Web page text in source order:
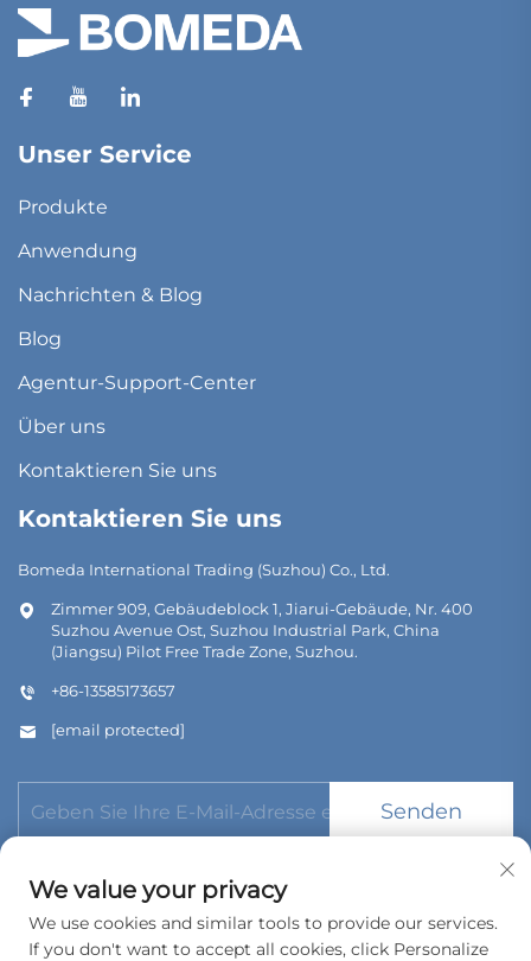
Unser Service
Produkte
Anwendung
Nachrichten & Blog
Blog
Agentur-Support-Center
Über uns
Kontaktieren Sie uns
Kontaktieren Sie uns
Bomeda International Trading (Suzhou) Co., Ltd.
Zimmer 909, Gebäudeblock 1, Jiarui-Gebäude, Nr. 400
Suzhou Avenue Ost, Suzhou Industrial Park, China
(Jiangsu) Pilot Free Trade Zone, Suzhou.
+86-13585173657
[email protected]
Senden
Urheberrecht © 2026 Bomeda International Trading (Suzhou)
We value your privacy
We use cookies and similar tools to provide our services.
If you don't want to accept all cookies, click Personalize